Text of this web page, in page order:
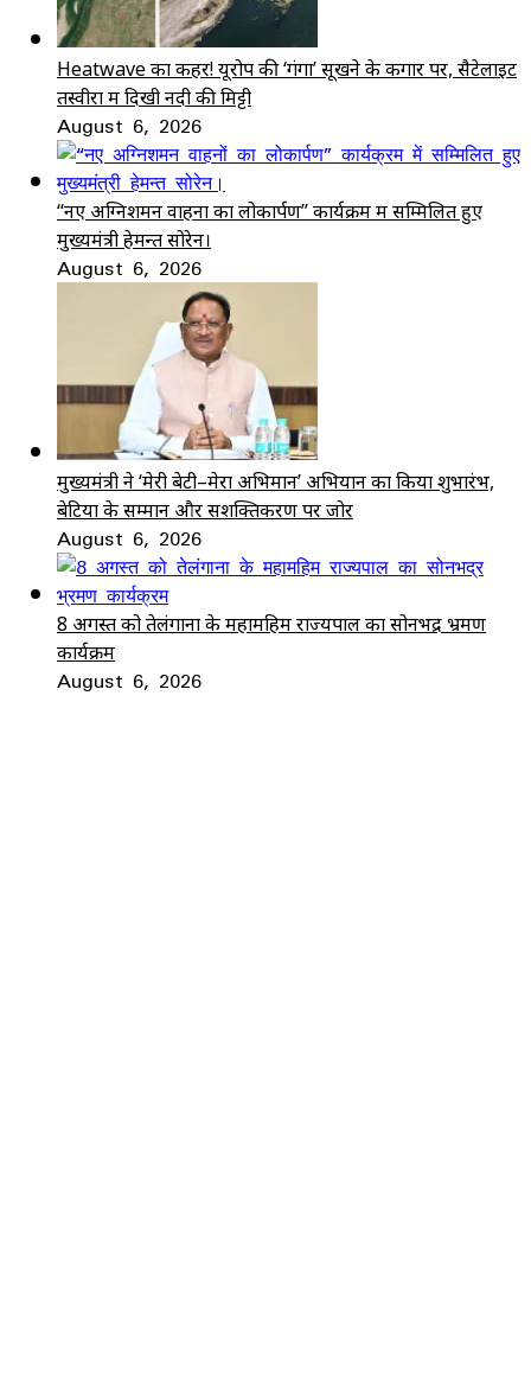
Heatwave का कहर! यूरोप की ‘गंगा’ सूखने के कगार पर, सैटेलाइट
तस्वीरों में दिखी नदी की मिट्टी
August 6, 2026
“नए अग्निशमन वाहनों का लोकार्पण” कार्यक्रम में सम्मिलित हुए
मुख्यमंत्री हेमन्त सोरेन।
August 6, 2026
मुख्यमंत्री ने ‘मेरी बेटी–मेरा अभिमान’ अभियान का किया शुभारंभ,
बेटियों के सम्मान और सशक्तिकरण पर जोर
August 6, 2026
8 अगस्त को तेलंगाना के महामहिम राज्यपाल का सोनभद्र भ्रमण
कार्यक्रम
August 6, 2026